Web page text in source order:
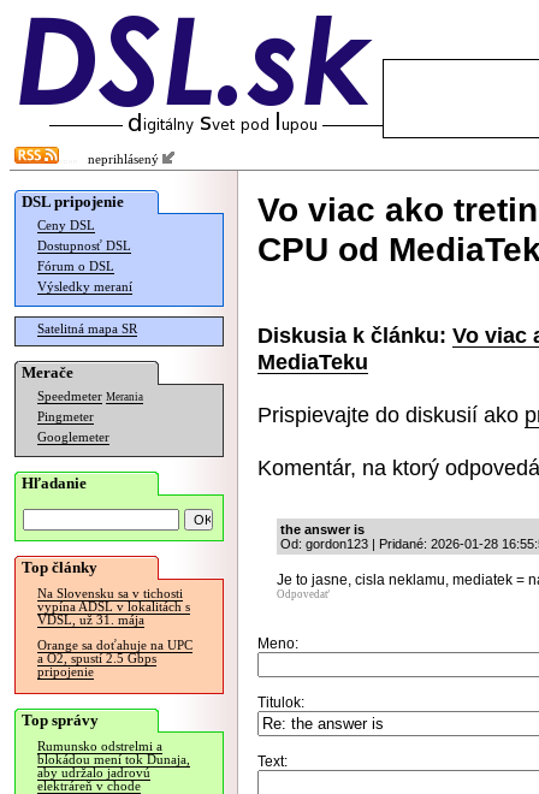
neprihlásený
DSL pripojenie
Ceny DSL
Dostupnosť DSL
Fórum o DSL
Výsledky meraní
Satelitná mapa SR
Merače
Speedmeter Merania
Pingmeter
Googlemeter
Hľadanie
Top články
Na Slovensku sa v tichosti
vypína ADSL v lokalitách s
VDSL, už 31. mája
Orange sa doťahuje na UPC
a O2, spustí 2.5 Gbps
pripojenie
Top správy
Rumunsko odstrelmi a
blokádou mení tok Dunaja,
aby udržalo jadrovú
elektráreň v chode
Vo viac ako
CPU od
Diskusia k článku: Vo viac
MediaTeku
Prispievajte do diskusií ako
Komentár, na ktorý
the answer is
Od: gordon123 | Pridané: 2026-01-28
Je to jasne, cisla neklamu, mediatek =
Odpovedať
Meno:
Titulok:
Text: